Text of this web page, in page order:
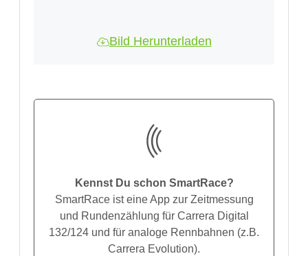
Bild Herunterladen
Kennst Du schon SmartRace?
SmartRace ist eine App zur Zeitmessung
und Rundenzählung für Carrera Digital
132/124 und für analoge Rennbahnen (z.B.
Carrera Evolution).